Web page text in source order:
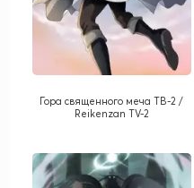
Гора священного меча ТВ-2 /
Reikenzan TV-2